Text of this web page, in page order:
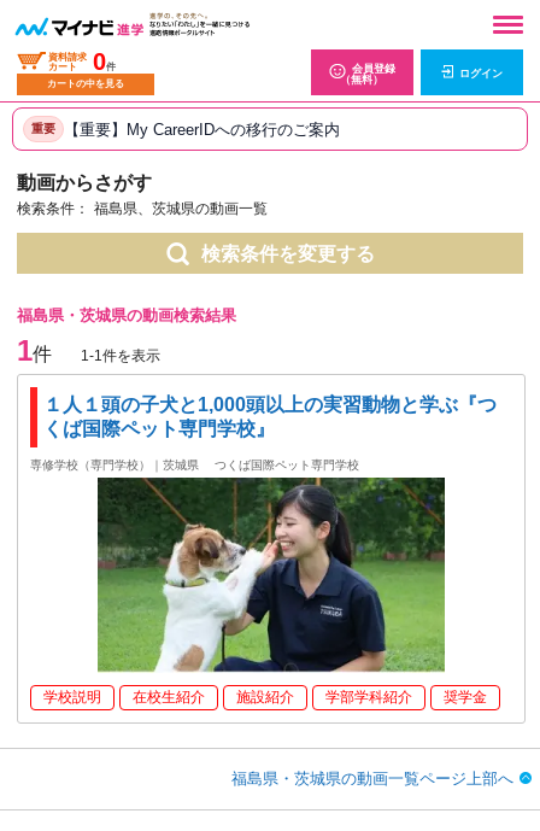
資料請求
カート
0件
カートの中を見る
会員登録
（無料）
ログイン
重要 【重要】My CareerIDへの移行のご案内
動画からさがす
検索条件： 福島県、茨城県の動画一覧
検索条件を変更する
福島県・茨城県の動画検索結果
1件 1-1件を表示
１人１頭の子犬と1,000頭以上の実習動物と学ぶ『つ
くば国際ペット専門学校』
専修学校（専門学校）｜茨城県 つくば国際ペット専門学校
学校説明 在校生紹介 施設紹介 学部学科紹介 奨学金
福島県・茨城県の動画一覧ページ上部へ